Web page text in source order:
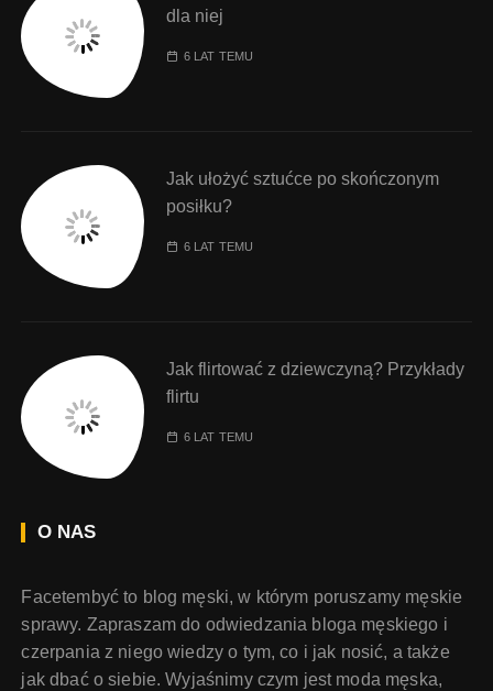
dla niej
6 LAT TEMU
Jak ułożyć sztućce po skończonym
posiłku?
6 LAT TEMU
Jak flirtować z dziewczyną? Przykłady
flirtu
6 LAT TEMU
O NAS
Facetembyć to blog męski, w którym poruszamy męskie
sprawy. Zapraszam do odwiedzania bloga męskiego i
czerpania z niego wiedzy o tym, co i jak nosić, a także
jak dbać o siebie. Wyjaśnimy czym jest moda męska,